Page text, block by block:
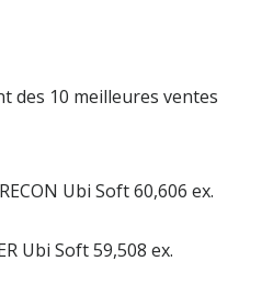
des 10 meilleures ventes
Ubi Soft 60,606 ex.
Ubi Soft 59,508 ex.